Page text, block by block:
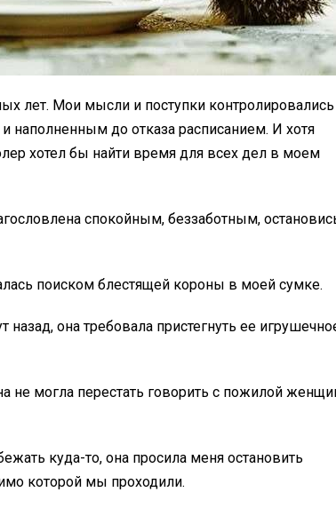
лет. Мои мысли и поступки контролировались
наполненным до отказа расписанием. И хотя
хотел бы найти время для всех дел в моем
спокойным, беззаботным,
поиском блестящей короны в моей сумке.
она требовала пристегнуть ее
не могла перестать говорить с пожилой
куда-то, она просила меня остановить
которой мы проходили.